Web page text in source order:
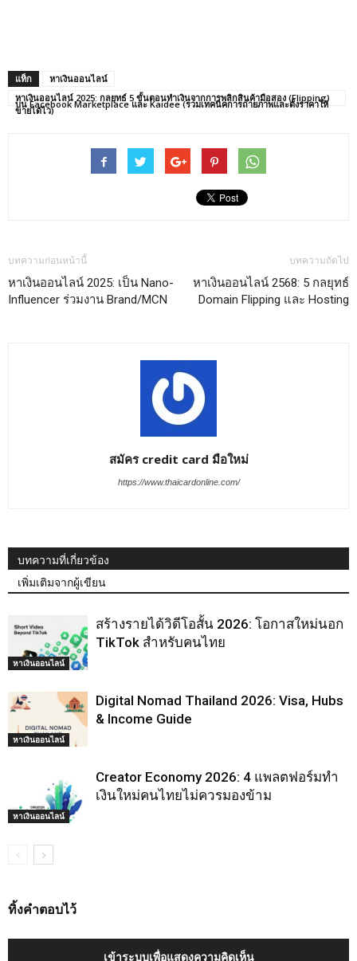
แท็ก
หาเงินออนไลน์
หาเงินออนไลน์ 2025: กลยุทธ์ 5 ขั้นตอนทำเงินจากการพลิกสินค้ามือสอง (Flipping)
บน Facebook Marketplace และ Kaidee (รวมเทคนิคการถ่ายภาพและตั้งราคาให้
ขายได้ไว)
บทความก่อนหน้านี้
หาเงินออนไลน์ 2025: เป็น Nano-
Influencer ร่วมงาน Brand/MCN
บทความถัดไป
หาเงินออนไลน์ 2568: 5 กลยุทธ์
Domain Flipping และ Hosting
สมัคร credit card มือใหม่
https://www.thaicardonline.com/
บทความที่เกี่ยวข้อง
เพิ่มเติมจากผู้เขียน
หาเงินออนไลน์
สร้างรายได้วิดีโอสั้น 2026: โอกาสใหม่นอก
TikTok สำหรับคนไทย
หาเงินออนไลน์
Digital Nomad Thailand 2026: Visa, Hubs
& Income Guide
หาเงินออนไลน์
Creator Economy 2026: 4 แพลตฟอร์มทำ
เงินใหม่คนไทยไม่ควรมองข้าม
ทิ้งคำตอบไว้
เข้าระบบเพื่อแสดงความคิดเห็น